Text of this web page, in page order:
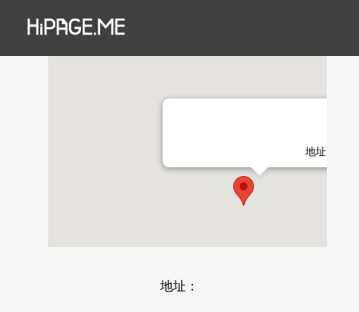
地址：
地址：